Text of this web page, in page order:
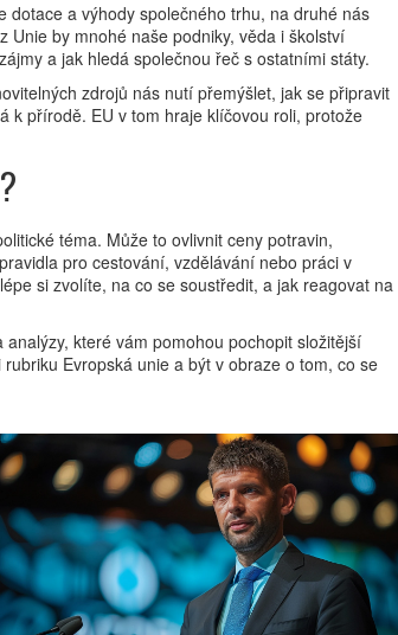
a výhody společného trhu, na druhé nás
by mnohé naše podniky, věda i školství
a jak hledá společnou řeč s ostatními státy.
zdrojů nás nutí přemýšlet, jak se připravit
k přírodě. EU v tom hraje klíčovou roli, protože
téma. Může to ovlivnit ceny potravin,
pro cestování, vzdělávání nebo práci v
si zvolíte, na co se soustředit, a jak reagovat na
které vám pomohou pochopit složitější
Evropská unie a být v obraze o tom, co se